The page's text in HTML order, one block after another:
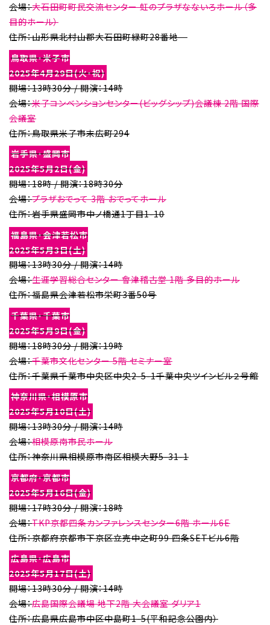
会場：大石田町町民交流センター 虹のプラザなないろホール（多
目的ホール）
住所：山形県北村山郡大石田町緑町28番地
鳥取県・米子市
2025年4月29日(火・祝)
開場：13時30分 / 開演：14時
会場：米子コンベンションセンター(ビッグシップ)会議棟 2階 国際
会議室
住所：鳥取県米子市末広町294
岩手県・盛岡市
2025年5月2日(金)
開場：18時 / 開演：18時30分
会場：プラザおでって 3階 おでってホール
住所：岩手県盛岡市中ノ橋通1丁目1-10
福島県・会津若松市
2025年5月3日(土)
開場：13時30分 / 開演：14時
会場：生涯学習総合センター 會津稽古堂 1階 多目的ホール
住所：福島県会津若松市栄町3番50号
千葉県・千葉市
2025年5月9日(金)
開場：18時30分 / 開演：19時
会場：千葉市文化センター 5階 セミナー室
住所：千葉県千葉市中央区中央2-5-1千葉中央ツインビル２号館
神奈川県・相模原市
2025年5月10日(土)
開場：13時30分 / 開演：14時
会場：相模原南市民ホール
住所：神奈川県相模原市南区相模大野5-31-1
京都府・京都市
2025年5月16日(金)
開場：17時30分 / 開演：18時
会場：TKP京都四条カンファレンスセンター6階 ホール6E
住所：京都府京都市下京区立売中之町99 四条SETビル6階
広島県・広島市
2025年5月17日(土)
開場：13時30分 / 開演：14時
会場：広島国際会議場 地下2階 大会議室 ダリア1
住所：広島県広島市中区中島町1-5(平和記念公園内）